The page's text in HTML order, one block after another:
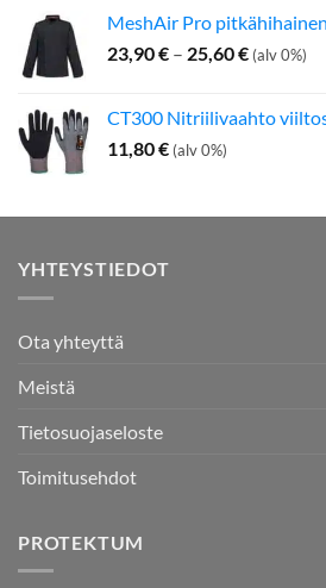
MeshAir Pro
23,90€ – 25,60€
25,60 €
(alv 0%)
CT300 Nitriilivaahto
11,80€ (alv 0%)
YHTEYSTIEDOT
Ota yhteyttä
Meistä
Tietosuojaseloste
Toimitusehdot
PROTEKTUM